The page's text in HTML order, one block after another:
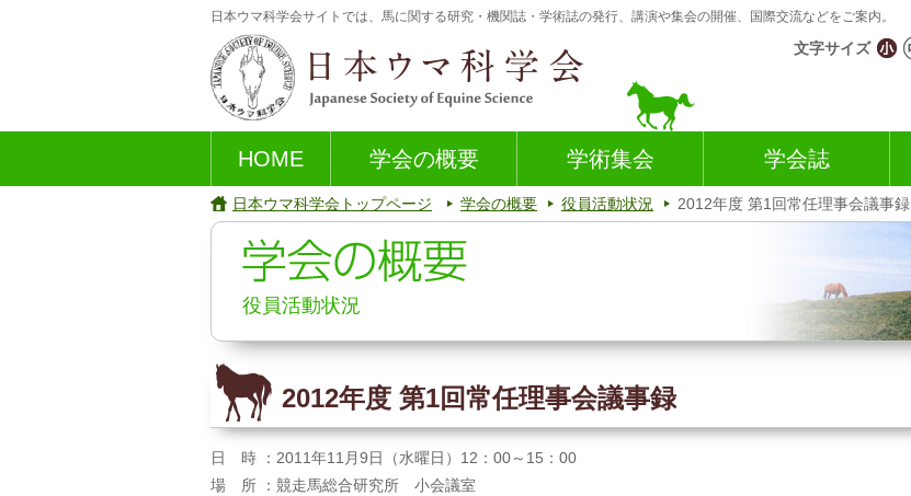
日本ウマ科学会サイトでは、馬に関する研究・機関誌・学術誌の発行、講演や集会の開催、国際交流などをご案内。
文字サイズ
HOME 学会の概要 学術集会 学会誌
日本ウマ科学会トップページ 学会の概要 役員活動状況 2012年度 第1回常任理事会議事録
役員活動状況
2012年度 第1回常任理事会議事録
日 時 ： 2011年11月9日（水曜日）12：00～15：00
場 所 ： 競走馬総合研究所 小会議室